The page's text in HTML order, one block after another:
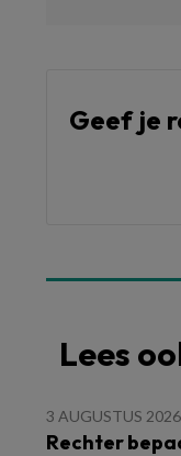
Geef je
Lees
3 AUGUSTUS 2026
Rechter